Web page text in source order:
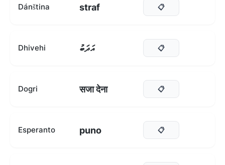
Dánština straf 📋
Dhivehi އަދަބު 📋
Dogri सजा देना 📋
Esperanto puno 📋